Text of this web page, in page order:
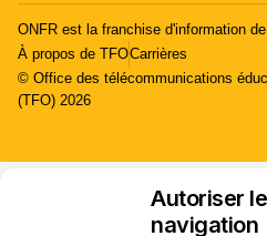
Autoriser
navigation
ONFR est la franchise d'information
À propos de TFOCarrières
© Office des télécommunications
(TFO) 2026